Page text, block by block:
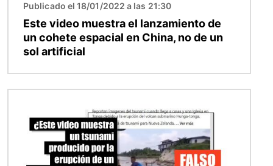
Publicado el 18/01/2022 a las 21:30
Este video muestra el lanzamiento de
un cohete espacial en China, no de un
sol artificial